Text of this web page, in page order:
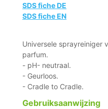
SDS fiche DE
SDS fiche EN
Universele sprayreiniger
parfum.
- pH- neutraal.
- Geurloos.
- Cradle to Cradle.
Gebruiksaanwijzing